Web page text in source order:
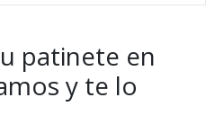
patinete en
y te lo